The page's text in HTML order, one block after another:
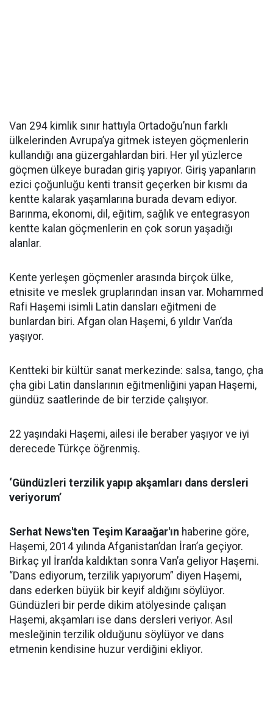
Van 294 kimlik sınır hattıyla Ortadoğu’nun farklı
ülkelerinden Avrupa’ya gitmek isteyen göçmenlerin
kullandığı ana güzergahlardan biri. Her yıl yüzlerce
göçmen ülkeye buradan giriş yapıyor. Giriş yapanların
ezici çoğunluğu kenti transit geçerken bir kısmı da
kentte kalarak yaşamlarına burada devam ediyor.
Barınma, ekonomi, dil, eğitim, sağlık ve entegrasyon
kentte kalan göçmenlerin en çok sorun yaşadığı
alanlar.
Kente yerleşen göçmenler arasında birçok ülke,
etnisite ve meslek gruplarından insan var. Mohammed
Rafi Haşemi isimli Latin dansları eğitmeni de
bunlardan biri. Afgan olan Haşemi, 6 yıldır Van’da
yaşıyor.
Kentteki bir kültür sanat merkezinde: salsa, tango, çha
çha gibi Latin danslarının eğitmenliğini yapan Haşemi,
gündüz saatlerinde de bir terzide çalışıyor.
22 yaşındaki Haşemi, ailesi ile beraber yaşıyor ve iyi
derecede Türkçe öğrenmiş.
‘Gündüzleri terzilik yapıp akşamları dans dersleri
veriyorum’
Serhat News'ten Teşim Karaağar'ın haberine göre,
Haşemi, 2014 yılında Afganistan’dan İran’a geçiyor.
Birkaç yıl İran’da kaldıktan sonra Van’a geliyor Haşemi.
“Dans ediyorum, terzilik yapıyorum” diyen Haşemi,
dans ederken büyük bir keyif aldığını söylüyor.
Gündüzleri bir perde dikim atölyesinde çalışan
Haşemi, akşamları ise dans dersleri veriyor. Asıl
mesleğinin terzilik olduğunu söylüyor ve dans
etmenin kendisine huzur verdiğini ekliyor.